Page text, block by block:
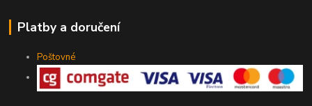
Platby a doručení
Poštovné